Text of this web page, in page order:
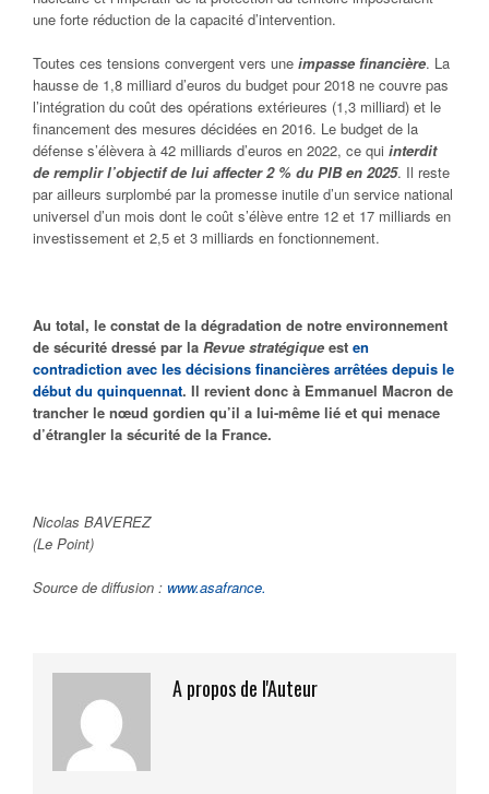
une forte réduction de la capacité d’intervention.
Toutes ces tensions convergent vers une impasse financière. La
hausse de 1,8 milliard d’euros du budget pour 2018 ne couvre pas
l’intégration du coût des opérations extérieures (1,3 milliard) et le
financement des mesures décidées en 2016. Le budget de la
défense s’élèvera à 42 milliards d’euros en 2022, ce qui interdit
de remplir l’objectif de lui affecter 2 % du PIB en 2025. Il reste
par ailleurs surplombé par la promesse inutile d’un service national
universel d’un mois dont le coût s’élève entre 12 et 17 milliards en
investissement et 2,5 et 3 milliards en fonctionnement.
Au total, le constat de la dégradation de notre environnement
de sécurité dressé par la Revue stratégique est en
contradiction avec les décisions financières arrêtées depuis le
début du quinquennat. Il revient donc à Emmanuel Macron de
trancher le nœud gordien qu’il a lui-même lié et qui menace
d’étrangler la sécurité de la France.
Nicolas BAVEREZ
(Le Point)
Source de diffusion : www.asafrance.
A propos de l'Auteur